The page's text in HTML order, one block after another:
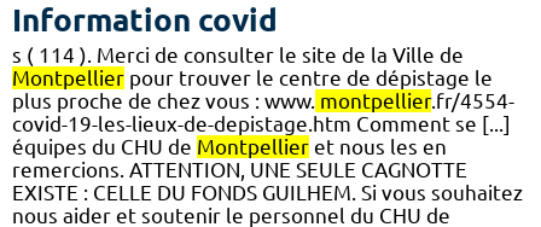
Information covid
s ( 114 ). Merci de consulter le site de la Ville de
Montpellier pour trouver le centre de dépistage le
plus proche de chez vous : www. montpellier.fr/4554-
covid-19-les-lieux-de-depistage.htm Comment se [...]
équipes du CHU de Montpellier et nous les en
remercions. ATTENTION, UNE SEULE CAGNOTTE
EXISTE : CELLE DU FONDS GUILHEM. Si vous souhaitez
nous aider et soutenir le personnel du CHU de